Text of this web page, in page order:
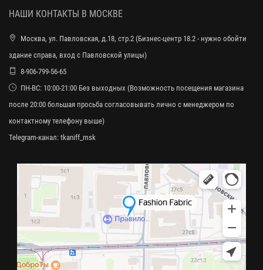
НАШИ КОНТАКТЫ В МОСКВЕ
Москва, ул. Павловская, д.18, стр.2 (Бизнес-центр 18.2 - нужно обойти
здание справа, вход с Павловской улицы)
8-906-799-56-65
ПН-ВС: 10:00-21:00 Без выходных (Возможность посещения магазина
после 20:00 большая просьба согласовывать лично с менеджером по
контактному телефону выше)
Telegram-канал: tkaniff_msk